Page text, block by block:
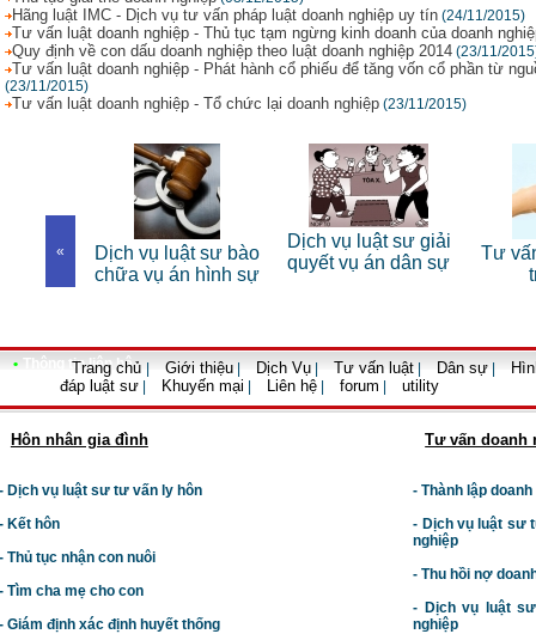
Hãng luật IMC - Dịch vụ tư vấn pháp luật doanh nghiệp uy tín (24/11/2015)
Tư vấn luật doanh nghiệp - Thủ tục tạm ngừng kinh doanh của doanh
Quy định về con dấu doanh nghiệp theo luật doanh nghiệp 2014 (23/11/
Tư vấn luật doanh nghiệp - Phát hành cổ phiếu để tăng vốn cổ phần từ
(23/11/2015)
Tư vấn luật doanh nghiệp - Tổ chức lại doanh nghiệp (23/11/2015)
«
Dịch vụ luật sư bào
chữa vụ án hình sự
Dịch vụ luật sư giải
quyết vụ án dân sự
Tư
• Thông tin liên hệ
Trang chủ Giới thiệu Dịch Vụ Tư vấn luật Dân sự
đáp luật sư
Khuyến mại Liên hệ forum utility
Hôn nhân gia đình
Dịch vụ luật sư tư vấn ly hôn
Kết hôn
Thủ tục nhận con nuôi
Tìm cha mẹ cho con
Giám định xác định huyết thống
Tư vấn doanh
- Thành lập
- Dịch vụ luật sư t
nghiệp
- Thu hồi nợ
- Dịch vụ luật
nghiệp